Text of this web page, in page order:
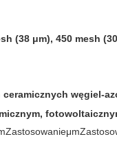
(38 μm), 450 mesh
węgiel-
Zastosowanieμm